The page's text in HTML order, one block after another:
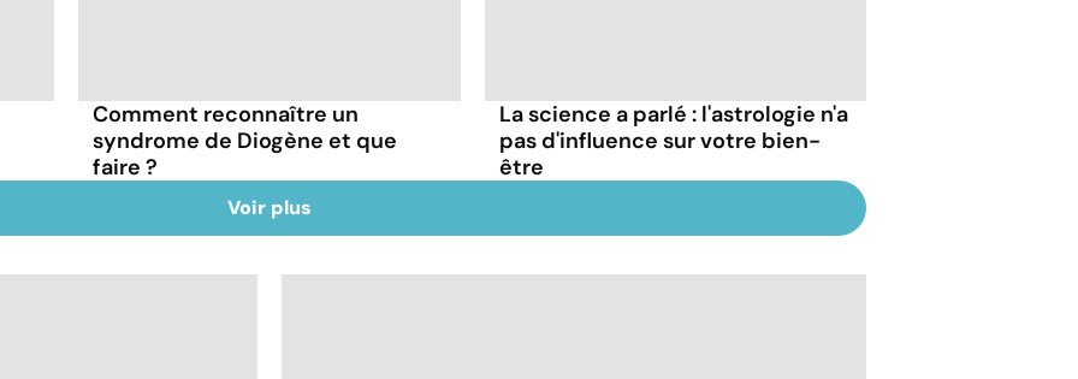
Comment reconnaître un
syndrome de Diogène et que
faire ?
La science a parlé : l'astrologie n'a
pas d'influence sur votre bien-
être
Voir plus